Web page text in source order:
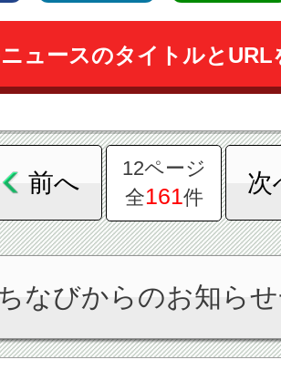
ュースのタイトルとURL
前へ
12ページ
全161件
次
なびからのお知ら